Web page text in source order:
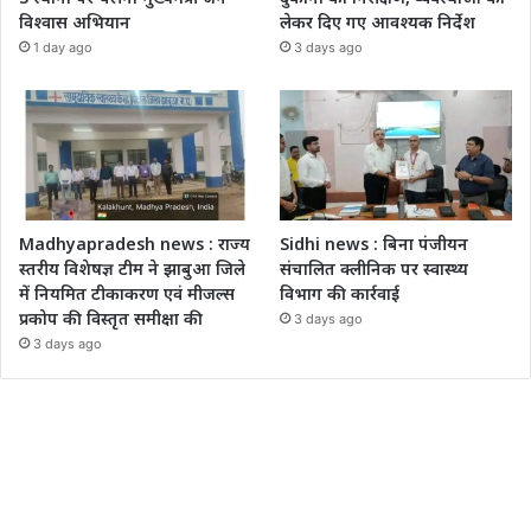
विश्वास अभियान
1 day ago
लेकर दिए गए आवश्यक निर्देश
3 days ago
Madhyapradesh news : राज्य
स्तरीय विशेषज्ञ टीम ने झाबुआ जिले
में नियमित टीकाकरण एवं मीजल्स
प्रकोप की विस्तृत समीक्षा की
3 days ago
Sidhi news : बिना पंजीयन
संचालित क्लीनिक पर स्वास्थ्य
विभाग की कार्रवाई
3 days ago